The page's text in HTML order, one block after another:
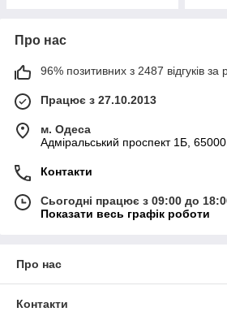
Про нас
96% позитивних з 2487 відгуків за
Працює з 27.10.2013
м. Одеса
Адміральський проспект 1Б,
Контакти
Сьогодні працює з 09:00 до
Показати весь графік роботи
Про нас
Контакти